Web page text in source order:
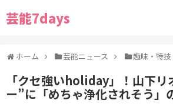
芸能7days
ホーム 芸能ニュース 趣味・特技
「クセ強いholiday」！山下リ
ー”に「めちゃ浄化されそう」